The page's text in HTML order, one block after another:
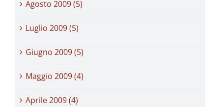
Agosto 2009 (5)
Luglio 2009 (5)
Giugno 2009 (5)
Maggio 2009 (4)
Aprile 2009 (4)